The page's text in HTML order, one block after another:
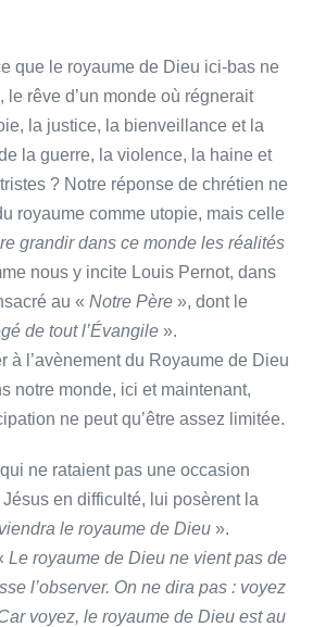
que le royaume de Dieu ici-bas ne
le rêve d’un monde où régnerait
la justice, la bienveillance et la
la guerre, la violence, la haine et
? Notre réponse de chrétien ne
royaume comme utopie, mais celle
grandir dans ce monde les réalités
nous y incite Louis Pernot, dans
au « Notre Père », dont le
de tout l’Évangile ».
à l’avènement du Royaume de Dieu
notre monde, ici et maintenant,
ne peut qu’être assez limitée.
ne rataient pas une occasion
Jésus en difficulté, lui posèrent la
le royaume de Dieu ».
Le royaume de Dieu ne vient pas de
l’observer. On ne dira pas : voyez
voyez, le royaume de Dieu est au